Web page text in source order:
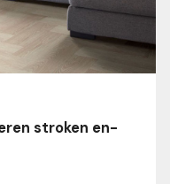
stroken en-